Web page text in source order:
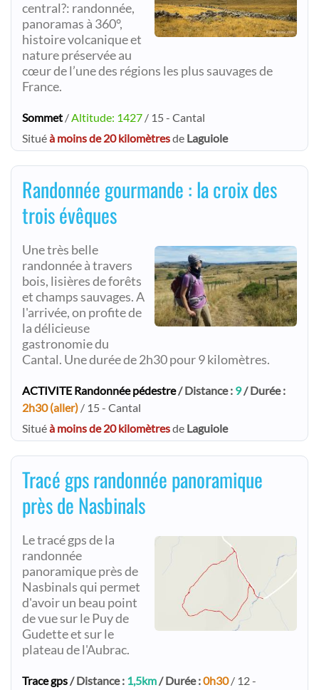
central?: randonnée,
panoramas à 360°,
histoire volcanique et
nature préservée au
cœur de l’une des régions les plus sauvages de
France.
Sommet /Altitude: 1427 / 15 - Cantal
Situéà moins de 20 kilomètresde Laguiole
Randonnée gourmande : la croix des
trois évêques
Une très belle
randonnée à travers
bois, lisières de forêts
et champs sauvages. A
l'arrivée, on profite de
la délicieuse
gastronomie du
Cantal. Une durée de 2h30 pour 9 kilomètres.
ACTIVITE Randonnée pédestre/ Distance : 9/ Durée :
2h30 (aller) / 15 - Cantal
Situéà moins de 20 kilomètresde Laguiole
Tracé gps randonnée panoramique
près de Nasbinals
Le tracé gps de la
randonnée
panoramique près de
Nasbinals qui permet
d'avoir un beau point
de vue sur le Puy de
Gudette et sur le
plateau de l'Aubrac.
Trace gps/ Distance : 1,5km/ Durée :0h30/ 12 -